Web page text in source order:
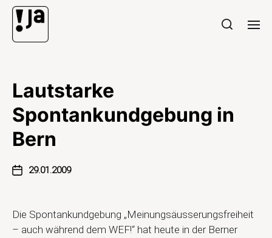
Lautstarke
Spontankundgebung in
Bern
29.01.2009
Die Spontankundgebung „Meinungsäusserungsfreiheit
– auch während dem WEF!“ hat heute in der Berner